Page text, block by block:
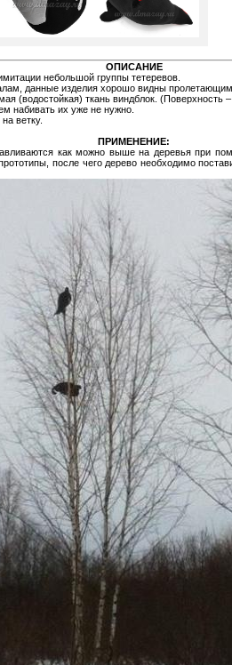
ОПИСАНИЕ
небольшой группы тетеревов.
данные изделия хорошо видны
(водостойкая) ткань виндблок. (Поверхность –
набивать их уже не нужно.
ветку.
ПРИМЕНЕНИЕ:
как можно выше на деревья при
после чего дерево необходимо